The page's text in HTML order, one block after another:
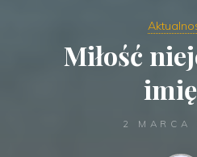
Miłość
2 MARCA